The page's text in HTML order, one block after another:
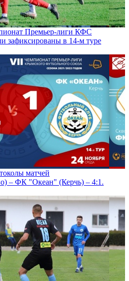
Премьер-лиги КФС
зафиксированы в 14-м туре
матчей
– ФК "Океан" (Керчь) – 4:1.